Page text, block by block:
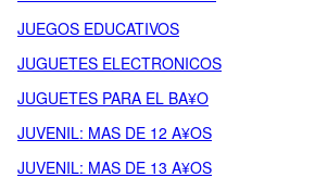
JUEGOS EDUCATIVOS
JUGUETES ELECTRONICOS
JUGUETES PARA EL BA¥O
JUVENIL: MAS DE 12 A¥OS
JUVENIL: MAS DE 13 A¥OS